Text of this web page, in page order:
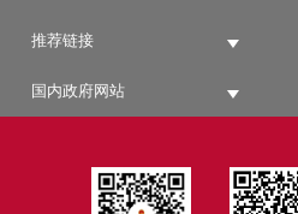
推荐链接
国内政府网站